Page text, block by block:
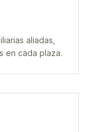
aliadas,
en cada plaza.